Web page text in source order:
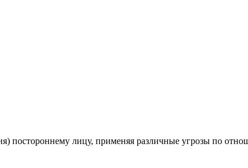
постороннему лицу, применяя различные угрозы по